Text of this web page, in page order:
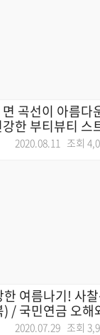
면 곡선이 아름다
강한 부티뷰티 스
2020.08.11 조회
한 여름나기! 사
) / 국민연금 오해
2020.07.29 조회